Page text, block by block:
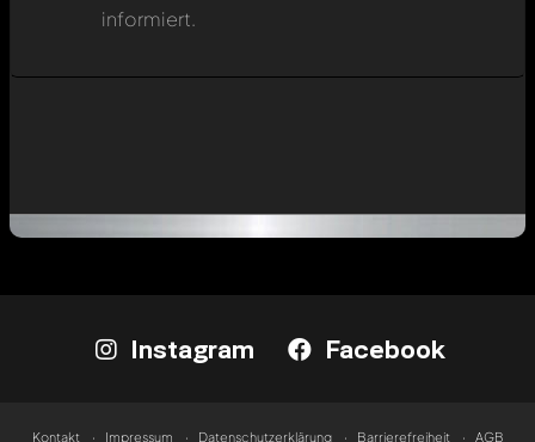
informiert.
Instagram Facebook
Kontakt Impressum Datenschutzerklärung Barrierefreiheit AGB